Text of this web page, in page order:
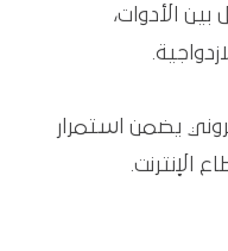
الأدوات،
يضمن استمرار
الإنترنت.